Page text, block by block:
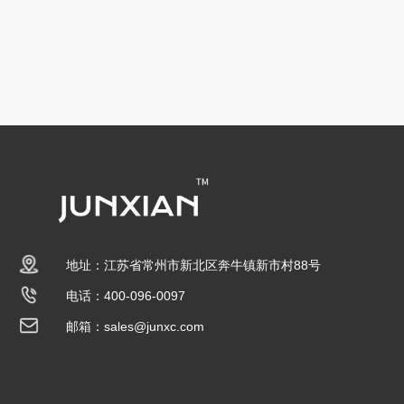
地址：江苏省常州市新北区奔牛镇新市村88号
电话：400-096-0097
邮箱：sales@junxc.com